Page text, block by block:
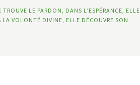
LE PARDON, DANS L’ESPÉRANCE, ELLE
VOLONTÉ DIVINE, ELLE DÉCOUVRE SON